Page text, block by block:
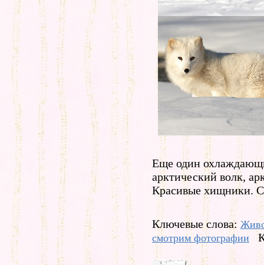
Еще один
арктический волк,
Красивые хищники.
Ключевые слова:
смотрим фотографии